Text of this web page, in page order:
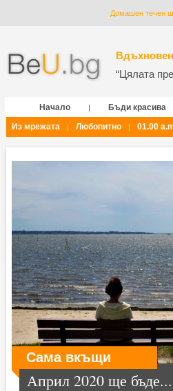
Домашен течен
“Цялата
Начало | Бъди красива
Из мрежата
| Любопитно | 01.00
Сама вкъщи
Април 2020 ще бъде...